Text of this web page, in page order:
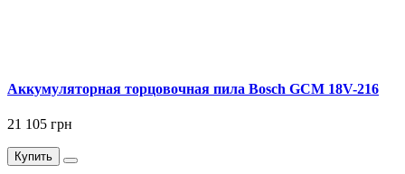
Аккумуляторная торцовочная пила Bosch GCM 18V-216
21 105 грн
Купить